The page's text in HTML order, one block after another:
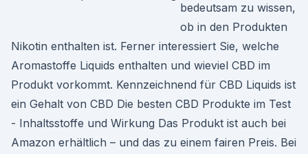
bedeutsam zu wissen,
ob in den Produkten
Nikotin enthalten ist. Ferner interessiert Sie, welche
Aromastoffe Liquids enthalten und wieviel CBD im
Produkt vorkommt. Kennzeichnend für CBD Liquids ist
ein Gehalt von CBD Die besten CBD Produkte im Test
- Inhaltsstoffe und Wirkung Das Produkt ist auch bei
Amazon erhältlich – und das zu einem fairen Preis. Bei